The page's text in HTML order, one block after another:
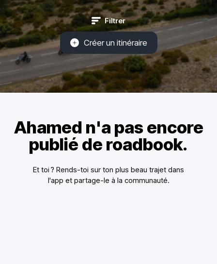
Filtrer
Créer un itinéraire
Ahamed n'a pas encore
publié de roadbook.
Et toi ? Rends-toi sur ton plus beau trajet dans
l'app et partage-le à la communauté.